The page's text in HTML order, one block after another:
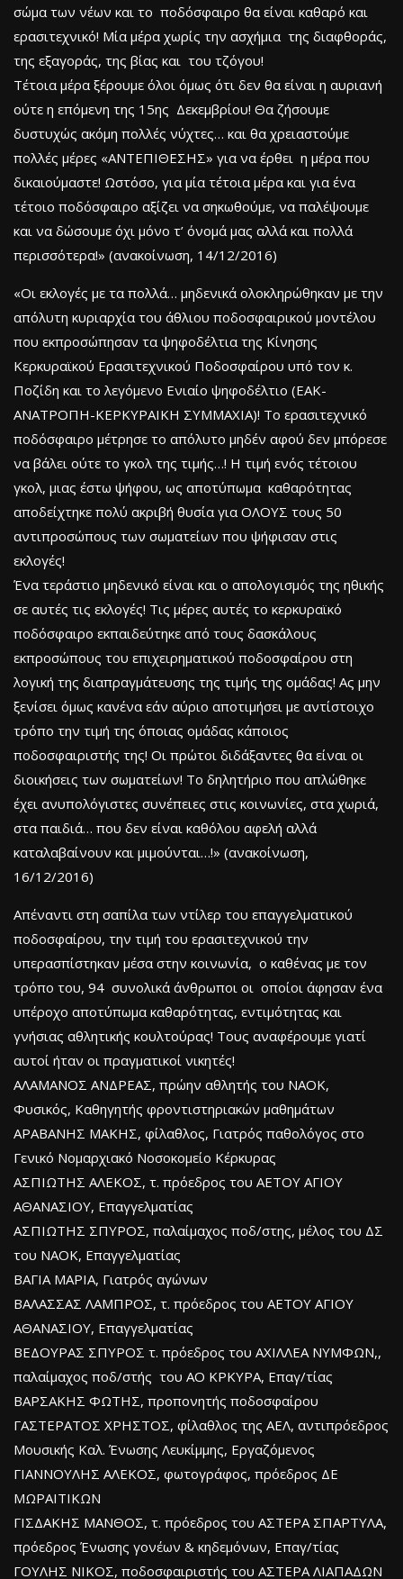
σώμα των νέων και το ποδόσφαιρο θα είναι καθαρό και
ερασιτεχνικό! Μία μέρα χωρίς την ασχήμια της διαφθοράς,
της εξαγοράς, της βίας και του τζόγου!
Τέτοια μέρα ξέρουμε όλοι όμως ότι δεν θα είναι η αυριανή
ούτε η επόμενη της 15ης Δεκεμβρίου! Θα ζήσουμε
δυστυχώς ακόμη πολλές νύχτες… και θα χρειαστούμε
πολλές μέρες «ΑΝΤΕΠΙΘΕΣΗΣ» για να έρθει η μέρα που
δικαιούμαστε! Ωστόσο, για μία τέτοια μέρα και για ένα
τέτοιο ποδόσφαιρο αξίζει να σηκωθούμε, να παλέψουμε
και να δώσουμε όχι μόνο τ’ όνομά μας αλλά και πολλά
περισσότερα!» (ανακοίνωση, 14/12/2016)
«Οι εκλογές με τα πολλά… μηδενικά ολοκληρώθηκαν με την
απόλυτη κυριαρχία του άθλιου ποδοσφαιρικού μοντέλου
που εκπροσώπησαν τα ψηφοδέλτια της Κίνησης
Κερκυραϊκού Ερασιτεχνικού Ποδοσφαίρου υπό τον κ.
Ποζίδη και το λεγόμενο Ενιαίο ψηφοδέλτιο (ΕΑΚ-
ΑΝΑΤΡΟΠΗ-ΚΕΡΚΥΡΑΙΚΗ ΣΥΜΜΑΧΙΑ)! Το ερασιτεχνικό
ποδόσφαιρο μέτρησε το απόλυτο μηδέν αφού δεν μπόρεσε
να βάλει ούτε το γκολ της τιμής…! Η τιμή ενός τέτοιου
γκολ, μιας έστω ψήφου, ως αποτύπωμα καθαρότητας
αποδείχτηκε πολύ ακριβή θυσία για ΟΛΟΥΣ τους 50
αντιπροσώπους των σωματείων που ψήφισαν στις
εκλογές!
Ένα τεράστιο μηδενικό είναι και ο απολογισμός της ηθικής
σε αυτές τις εκλογές! Τις μέρες αυτές το κερκυραϊκό
ποδόσφαιρο εκπαιδεύτηκε από τους δασκάλους
εκπροσώπους του επιχειρηματικού ποδοσφαίρου στη
λογική της διαπραγμάτευσης της τιμής της ομάδας! Ας μην
ξενίσει όμως κανένα εάν αύριο αποτιμήσει με αντίστοιχο
τρόπο την τιμή της όποιας ομάδας κάποιος
ποδοσφαιριστής της! Οι πρώτοι διδάξαντες θα είναι οι
διοικήσεις των σωματείων! Το δηλητήριο που απλώθηκε
έχει ανυπολόγιστες συνέπειες στις κοινωνίες, στα χωριά,
στα παιδιά… που δεν είναι καθόλου αφελή αλλά
καταλαβαίνουν και μιμούνται…!» (ανακοίνωση,
16/12/2016)
Απέναντι στη σαπίλα των ντίλερ του επαγγελματικού
ποδοσφαίρου, την τιμή του ερασιτεχνικού την
υπερασπίστηκαν μέσα στην κοινωνία, ο καθένας με τον
τρόπο του, 94 συνολικά άνθρωποι οι οποίοι άφησαν ένα
υπέροχο αποτύπωμα καθαρότητας, εντιμότητας και
γνήσιας αθλητικής κουλτούρας! Τους αναφέρουμε γιατί
αυτοί ήταν οι πραγματικοί νικητές!
ΑΛΑΜΑΝΟΣ ΑΝΔΡΕΑΣ, πρώην αθλητής του ΝΑΟΚ,
Φυσικός, Καθηγητής φροντιστηριακών μαθημάτων
ΑΡΑΒΑΝΗΣ ΜΑΚΗΣ, φίλαθλος, Γιατρός παθολόγος στο
Γενικό Νομαρχιακό Νοσοκομείο Κέρκυρας
ΑΣΠΙΩΤΗΣ ΑΛΕΚΟΣ, τ. πρόεδρος του ΑΕΤΟΥ ΑΓΙΟΥ
ΑΘΑΝΑΣΙΟΥ, Επαγγελματίας
ΑΣΠΙΩΤΗΣ ΣΠΥΡΟΣ, παλαίμαχος ποδ/στης, μέλος του ΔΣ
του ΝΑΟΚ, Επαγγελματίας
ΒΑΓΙΑ ΜΑΡΙΑ, Γιατρός αγώνων
ΒΑΛΑΣΣΑΣ ΛΑΜΠΡΟΣ, τ. πρόεδρος του ΑΕΤΟΥ ΑΓΙΟΥ
ΑΘΑΝΑΣΙΟΥ, Επαγγελματίας
ΒΕΔΟΥΡΑΣ ΣΠΥΡΟΣ τ. πρόεδρος του ΑΧΙΛΛΕΑ ΝΥΜΦΩΝ,,
παλαίμαχος ποδ/στής του ΑΟ ΚΡΚΥΡΑ, Επαγ/τίας
ΒΑΡΣΑΚΗΣ ΦΩΤΗΣ, προπονητής ποδοσφαίρου
ΓΑΣΤΕΡΑΤΟΣ ΧΡΗΣΤΟΣ, φίλαθλος της ΑΕΛ, αντιπρόεδρος
Μουσικής Καλ. Ένωσης Λευκίμμης, Εργαζόμενος
ΓΙΑΝΝΟΥΛΗΣ ΑΛΕΚΟΣ, φωτογράφος, πρόεδρος ΔΕ
ΜΩΡΑΙΤΙΚΩΝ
ΓΙΣΔΑΚΗΣ ΜΑΝΘΟΣ, τ. πρόεδρος του ΑΣΤΕΡΑ ΣΠΑΡΤΥΛΑ,
πρόεδρος Ένωσης γονέων & κηδεμόνων, Επαγ/τίας
ΓΟΥΛΗΣ ΝΙΚΟΣ, ποδοσφαιριστής του ΑΣΤΕΡΑ ΛΙΑΠΑΔΩΝ